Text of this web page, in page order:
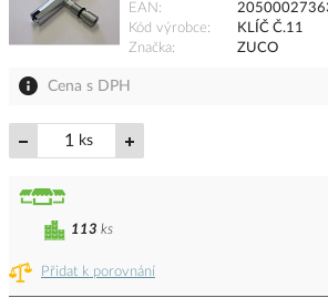
EAN
Kód výrobce
KLÍČ Č.11
Značka
ZUCO
Cena s DPH
ks
Přidat k porovnání
113 ks